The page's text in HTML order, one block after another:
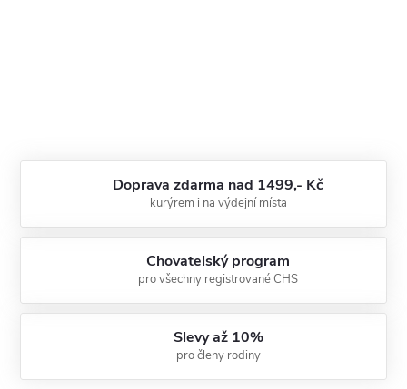
Doprava zdarma nad 1499,- Kč
kurýrem i na výdejní místa
Chovatelský program
pro všechny registrované CHS
Slevy až 10%
pro členy rodiny